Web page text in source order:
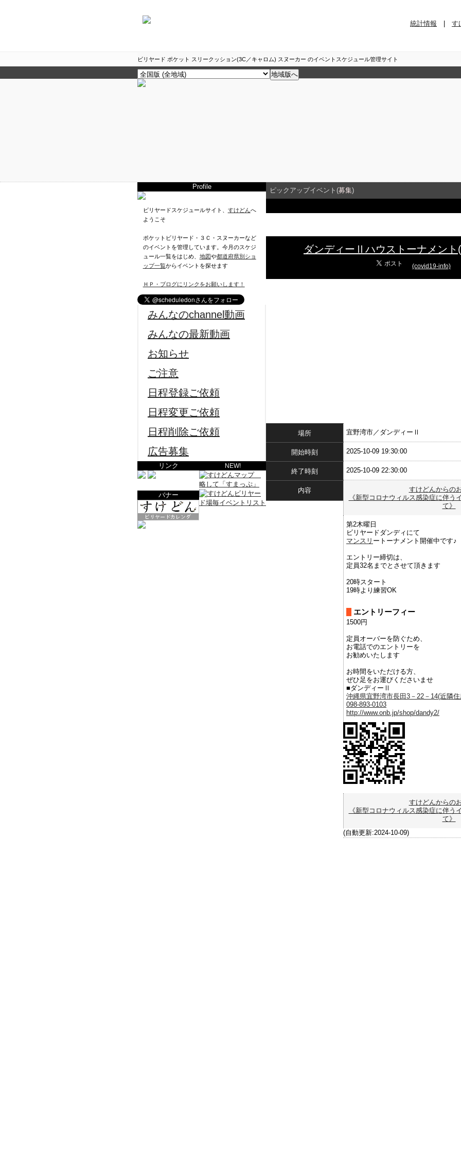
統計情報 | す
ビリヤード ポケット スリークッション(3C／キャロム) スヌーカー のイベントスケジュール管理サイト
Profile
ビリヤードスケジュールサイト、 すけどんへ
ようこそ
ポケットビリヤード・３Ｃ・スヌーカーなど
のイベントを管理しています。今月のスケジ
ュール一覧をはじめ、 地図や都道府県別ショ
ップ一覧からイベントを探せます
ＨＰ・ブログにリンクをお願いします！
みんなのchannel動画
みんなの最新動画
お知らせ
ご注意
日程登録ご依頼
日程変更ご依頼
日程削除ご依頼
広告募集
リンク
バナー
NEW!
ピックアップイベント(募集)
ダンディーⅡハウストーナメント
(covid19-info)
場所 宜野湾市／ダンディーⅡ
開始時刻 2025-10-09 19:30:00
終了時刻 2025-10-09 22:30:00
内容
すけどんからの
《新型コロナウィルス感染症に伴う
て》
第2木曜日
ビリヤードダンディにて
マンスリ ートーナメント開催中です♪
エントリー締切は、
定員32名までとさせて頂きます
20時スタート
19時より練習OK
エントリーフィー
1500円
定員オーバーを防ぐため、
お電話でのエントリーを
お勧めいたします
お時間をいただける方、
ぜひ足をお運びくださいませ
⁡■ダンディーⅡ
沖縄県宜野湾市長田3－22－14(近隣
098-893-0103
http://www.onb.jp/shop/dandy2/
すけどんからの
《新型コロナウィルス感染症に伴う
て》
(自動更新:2024-10-09)